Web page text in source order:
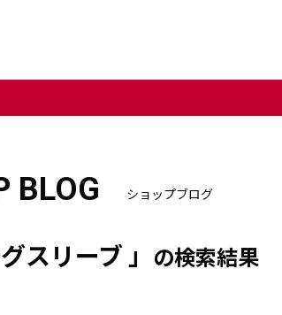
BLOG ショップブログ
スリーブ 」 の検索結果